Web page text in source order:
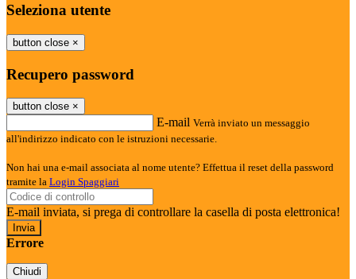
Seleziona utente
button close ×
Recupero password
button close ×
E-mail Verrà inviato un messaggio
all'indirizzo indicato con le istruzioni necessarie.
Non hai una e-mail associata al nome utente? Effettua il reset della password
tramite la Login Spaggiari
E-mail inviata, si prega di controllare la casella di posta elettronica!
Errore
Chiudi